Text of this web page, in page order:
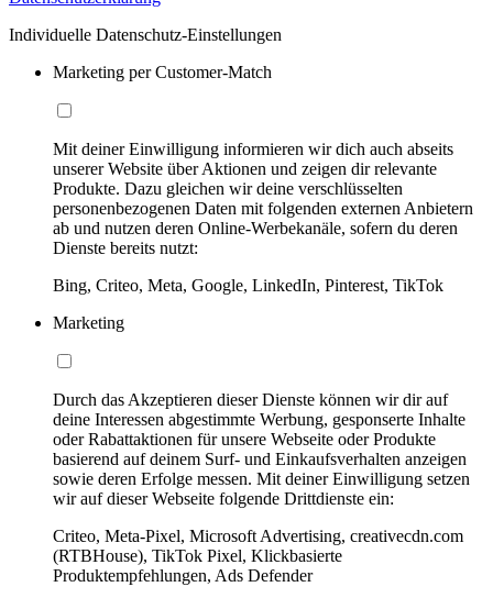
Individuelle Datenschutz-Einstellungen
Marketing per Customer-Match
Mit deiner Einwilligung informieren wir dich auch abseits
unserer Website über Aktionen und zeigen dir relevante
Produkte. Dazu gleichen wir deine verschlüsselten
personenbezogenen Daten mit folgenden externen Anbietern
ab und nutzen deren Online-Werbekanäle, sofern du deren
Dienste bereits nutzt:
Bing, Criteo, Meta, Google, LinkedIn, Pinterest, TikTok
Marketing
Durch das Akzeptieren dieser Dienste können wir dir auf
deine Interessen abgestimmte Werbung, gesponserte Inhalte
oder Rabattaktionen für unsere Webseite oder Produkte
basierend auf deinem Surf- und Einkaufsverhalten anzeigen
sowie deren Erfolge messen. Mit deiner Einwilligung setzen
wir auf dieser Webseite folgende Drittdienste ein:
Criteo, Meta-Pixel, Microsoft Advertising, creativecdn.com
(RTBHouse), TikTok Pixel, Klickbasierte
Produktempfehlungen, Ads Defender